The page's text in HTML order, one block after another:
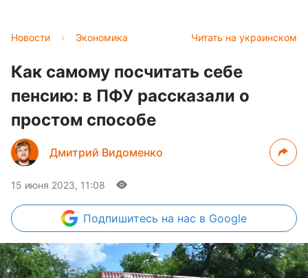
Читать на украинском
Новости › Экономика
Как самому посчитать себе
пенсию: в ПФУ рассказали о
простом способе
Дмитрий Видоменко
15 июня 2023, 11:08
Подпишитесь на нас в Google